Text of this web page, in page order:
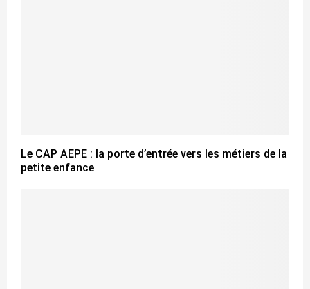
Le CAP AEPE : la porte d’entrée vers les métiers de la
petite enfance